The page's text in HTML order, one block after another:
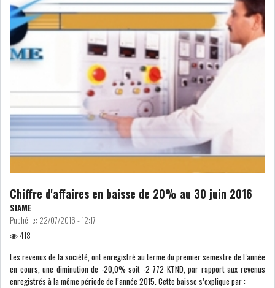
MATIÈRES PREMIÈRES RATING
MÉDIAS EDUCATION
TOURISME
DONNÉES
MACROÉCONOMIQUES
LE DÉFICIT COURANT SE
CREUSE À NOUVEAU,...
Chiffre d'affaires en baisse de 20% au 30 juin 2016
SIAME
Publié le: 22/07/2016 - 12:17
418
Les revenus de la société, ont enregistré au terme du premier semestre de l’année
en cours, une diminution de -20,0% soit -2 772 KTND, par rapport aux revenus
enregistrés à la même période de l’année 2015. Cette baisse s’explique par :